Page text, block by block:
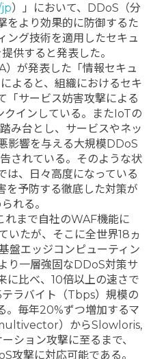
jp）」において、DDoS（分
をより効果的に防御するた
ング技術を適用したセキュ
供すると発表した。
）が発表した「情報セキュ
よると、組織におけるセキ
「サービス妨害攻撃による
クインしている。またIoTの
み台とし、サービスやネッ
影響を与える大規模DDoS
されている。そのような状
は、日々高度になっている
を予防する徹底した対策が
れる。
れまで自社のWAF機能に
いたが、そこに全世界18ヵ
盤エッジコンピューティン
り一層強固なDDoS対策サ
に比べ、10倍以上の速さで
ラバイト（Tbps）規模の
。毎年20%ずつ増加するマ
）からSlowloris,
ション攻撃に至るまで、
攻撃に対応可能である。